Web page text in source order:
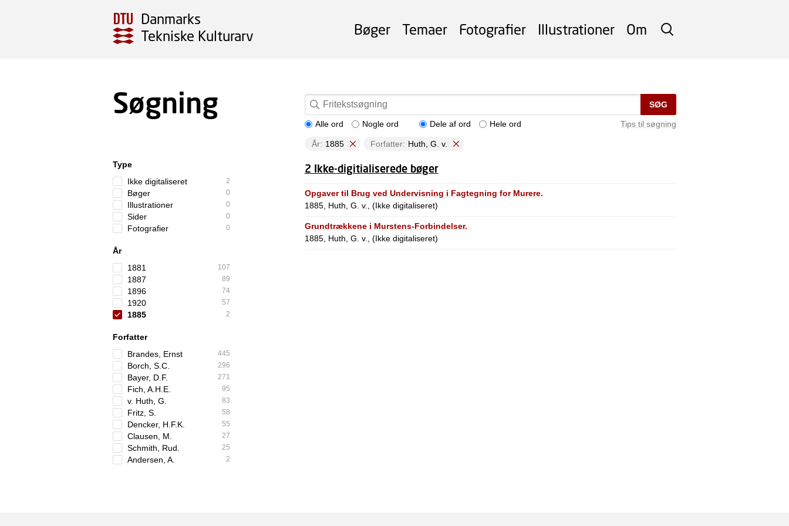
Danmarks
Tekniske Kulturarv
SØG
Bøger Temaer Fotografier Illustrationer Om
Søgning SØG
Tips til søgning
Alle ord Nogle ord Dele af ord Hele ord
År: 1885 Forfatter: Huth, G. v.
Type
Ikke digitaliseret
2
Bøger 0
Illustrationer 0
Sider 0
Fotografier 0
År
1881
107
1887 89
1896 74
1920 57
1885 2
Forfatter
Brandes, Ernst
445
Borch, S.C. 296
Bayer, D.F. 271
Fich, A.H.E. 95
v. Huth, G. 83
Fritz, S. 58
Dencker, H.F.K. 55
Clausen, M. 27
Schmith, Rud. 25
Andersen, A. 2
2 Ikke-digitialiserede bøger
Opgaver til Brug ved Undervisning i Fagtegning for Murere.
1885, Huth, G. v., (Ikke digitaliseret)
Grundtrækkene i Murstens-Forbindelser.
1885, Huth, G. v., (Ikke digitaliseret)